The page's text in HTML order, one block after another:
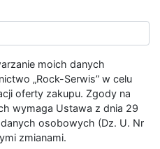
moich danych
„Rock-Serwis” w celu
oferty zakupu. Zgody na
wymaga Ustawa z dnia 29
osobowych (Dz. U. Nr
zmianami.